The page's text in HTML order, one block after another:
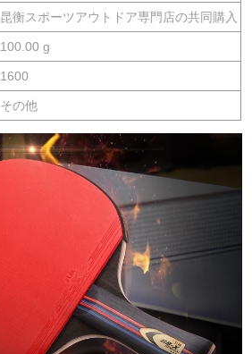
昆衡スポーツアウトドア専門店の共同購入
100.00 g
1600
その他